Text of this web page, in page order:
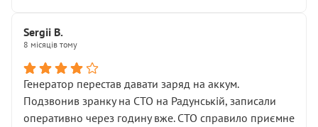
Sergii B.
8 місяців тому
Генератор перестав давати заряд на аккум.
Подзвонив зранку на СТО на Радунській, записали
оперативно через годину вже. СТО справило приємне